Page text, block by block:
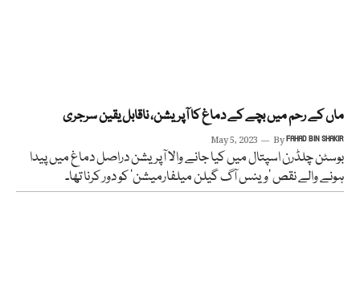
ماں کے رحم میں بچے کے دماغ کا آپریشن، ناقابل یقین سرجری
May 5, 2023 ByFAHAD BIN SHAKIR
بوسٹن چلڈرن اسپتال میں کیا جانے والا آپریشن دراصل دماغ میں پیدا
ہونے والے نقص ’وینس آگ گیلن میلفارمیشن‘ کو دور کرنا تھا۔